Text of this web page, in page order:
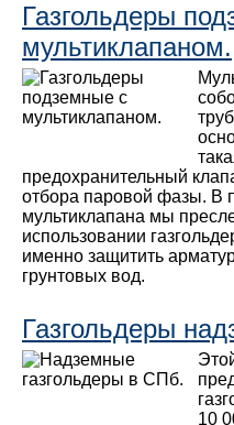
Газгольдеры
мультиклапаном.
предохранительный
отбора паровой фазы. В
мультиклапана мы
использовании
именно защитить
грунтовых вод.
Газгольдеры
10